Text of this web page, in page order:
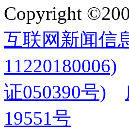
Copyright
互联网新闻信
11220180006)
证050390号)
19551号